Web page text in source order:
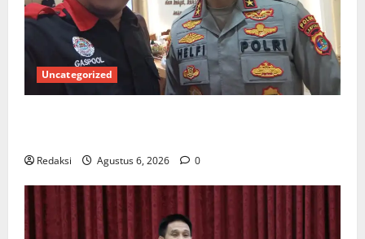
Uncategorized
Redaksi Agustus 6, 2026 0